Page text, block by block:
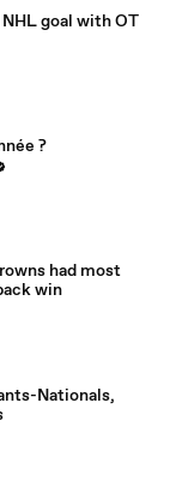
goal with OT
?
had most
win
Nationals,